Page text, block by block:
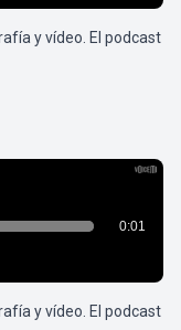
y vídeo. El podcast
y vídeo. El podcast